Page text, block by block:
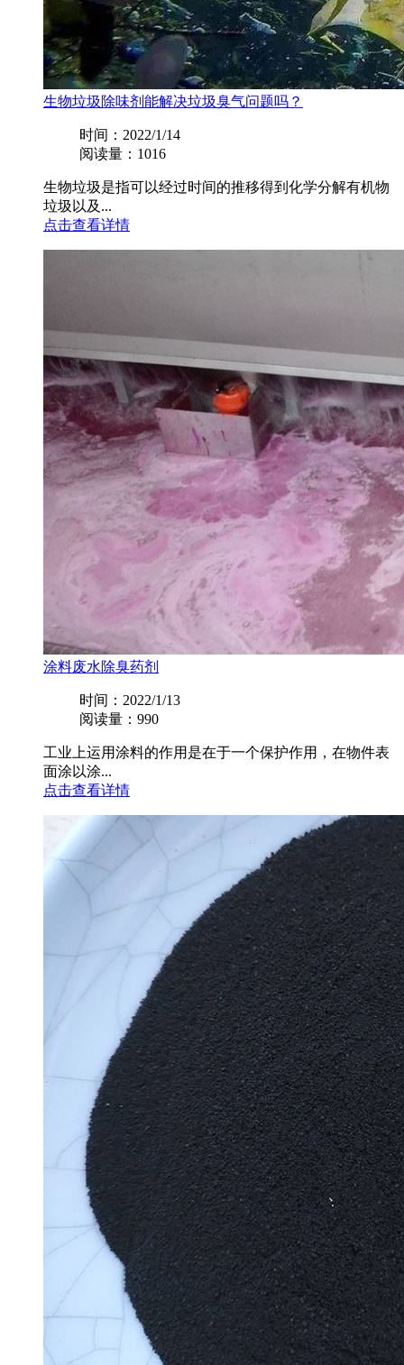
生物垃圾除味剂能解决垃圾臭气问题吗？
时间：2022/1/14
阅读量：1016
生物垃圾是指可以经过时间的推移得到化学分解有机物
垃圾以及...
点击查看详情
涂料废水除臭药剂
时间：2022/1/13
阅读量：990
工业上运用涂料的作用是在于一个保护作用，在物件表
面涂以涂...
点击查看详情